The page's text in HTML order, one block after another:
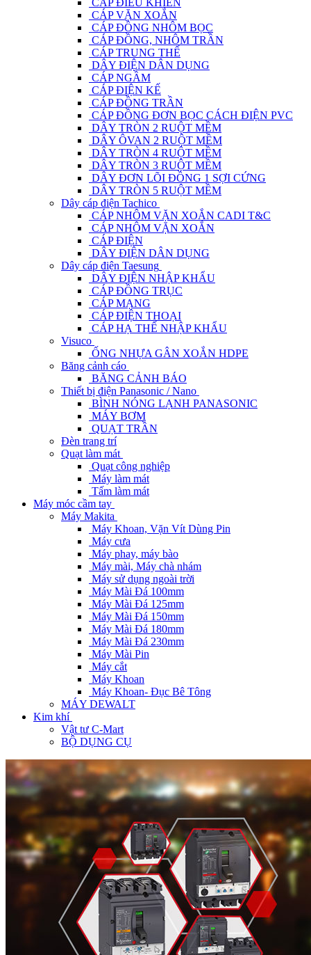
CÁP ĐIỀU KHIỂN
CÁP VẶN XOẮN
CÁP ĐỒNG NHÔM BỌC
CÁP ĐỒNG, NHÔM TRẦN
CÁP TRUNG THẾ
DÂY ĐIỆN DÂN DỤNG
CÁP NGẦM
CÁP ĐIỆN KẾ
CÁP ĐỒNG TRẦN
CÁP ĐỒNG ĐƠN BỌC CÁCH ĐIỆN PVC
DÂY TRÒN 2 RUỘT MỀM
DÂY ÔVAN 2 RUỘT MỀM
DÂY TRÒN 4 RUỘT MỀM
DÂY TRÒN 3 RUỘT MỀM
DÂY ĐƠN LÕI ĐỒNG 1 SỢI CỨNG
DÂY TRÒN 5 RUỘT MỀM
Dây cáp điện Tachico
CÁP NHÔM VẶN XOẮN CADI T&C
CÁP NHÔM VẶN XOẮN
CÁP ĐIỆN
DÂY ĐIỆN DÂN DỤNG
Dây cáp điện Taesung
DÂY ĐIỆN NHẬP KHẨU
CÁP ĐỒNG TRỤC
CÁP MẠNG
CÁP ĐIỆN THOẠI
CÁP HẠ THẾ NHẬP KHẨU
Visuco
ỐNG NHỰA GÂN XOẮN HDPE
Băng cảnh cáo
BĂNG CẢNH BÁO
Thiết bị điện Panasonic / Nano
BÌNH NÓNG LẠNH PANASONIC
MÁY BƠM
QUẠT TRẦN
Đèn trang trí
Quạt làm mát
Quạt công nghiệp
Máy làm mát
Tấm làm mát
Máy móc cầm tay
Máy Makita
Máy Khoan, Vặn Vít Dùng Pin
Máy cưa
Máy phay, máy bào
Máy mài, Máy chà nhám
Máy sử dụng ngoài trời
Máy Mài Đá 100mm
Máy Mài Đá 125mm
Máy Mài Đá 150mm
Máy Mài Đá 180mm
Máy Mài Đá 230mm
Máy Mài Pin
Máy cắt
Máy Khoan
Máy Khoan- Đục Bê Tông
MÁY DEWALT
Kim khí
Vật tư C-Mart
BỘ DỤNG CỤ